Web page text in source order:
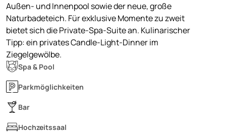
Außen- und Innenpool sowie der neue, große
Naturbadeteich. Für exklusive Momente zu zweit
bietet sich die Private-Spa-Suite an. Kulinarischer
Tipp: ein privates Candle-Light-Dinner im
Ziegelgewölbe.
Spa & Pool
Parkmöglichkeiten
Bar
Hochzeitssaal